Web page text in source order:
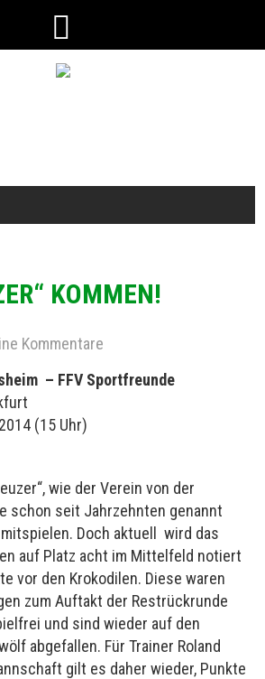
KOMMEN!
Kommentare
– FFV Sportfreunde
(15 Uhr)
wie der Verein von der
schon seit Jahrzehnten genannt
Doch aktuell wird das
auf Platz acht im Mittelfeld notiert
vor den Krokodilen. Diese waren
zum Auftakt der Restrückrunde
und sind wieder auf den
abgefallen. Für Trainer Roland
gilt es daher wieder, Punkte